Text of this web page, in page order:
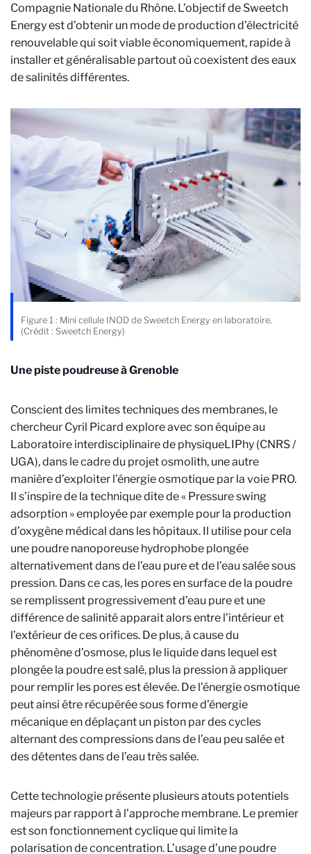
Compagnie Nationale du Rhône. L’objectif de Sweetch
Energyest d’obtenir un mode de production d’électricité
renouvelable qui soit viable économiquement, rapide à
installer et généralisable partout où coexistent des eaux
de salinités différentes.
Figure 1 : Mini cellule INOD de Sweetch Energy en laboratoire.
(Crédit : Sweetch Energy)
Une piste poudreuse à Grenoble
Conscient des limites techniques des membranes, le
chercheur Cyril Picard explore avec son équipe au
Laboratoire interdisciplinaire de physiqueLIPhy (CNRS /
UGA), dans le cadre du projet osmolith, une autre
manière d’exploiter l’énergie osmotique par la voie PRO.
Il s’inspire de la technique dite de « Pressure swing
adsorption » employée par exemple pour la production
d’oxygène médical dans les hôpitaux. Il utilise pour cela
une poudre nanoporeuse hydrophobe plongée
alternativement dans de l’eau pure et de l’eau salée sous
pression. Dans ce cas, les pores en surface de la poudre
se remplissent progressivement d’eau pure et une
différence de salinité apparait alors entre l’intérieur et
l’extérieur de ces orifices. De plus, à cause du
phénomène d’osmose, plus le liquide dans lequel est
plongée la poudre est salé, plus la pression à appliquer
pour remplir les pores est élevée. De l’énergie osmotique
peut ainsi être récupérée sous forme d’énergie
mécanique en déplaçant un piston par des cycles
alternant des compressions dans de l’eau peu salée et
des détentes dans de l’eau très salée.
Cette technologie présente plusieurs atouts potentiels
majeurs par rapport à l’approche membrane. Le premier
est son fonctionnement cyclique qui limite la
polarisation de concentration. L’usage d’une poudre